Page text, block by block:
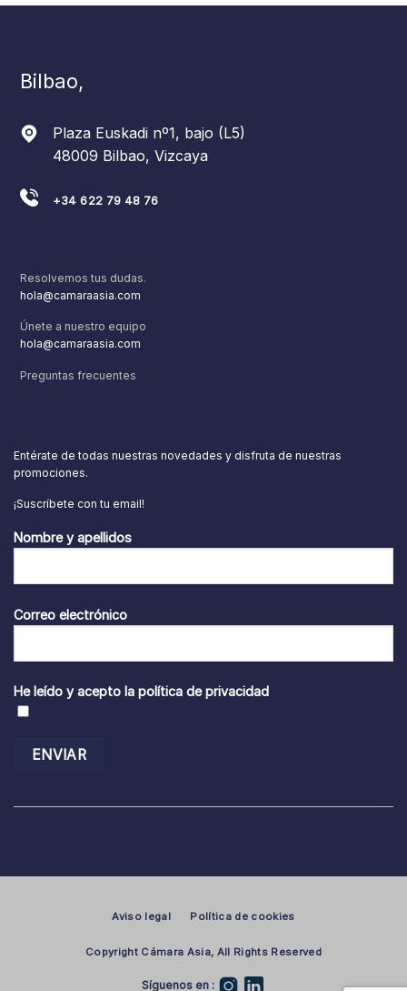
Bilbao,
Plaza Euskadi nº1, bajo (L5)
48009 Bilbao, Vizcaya
+34 622 79 48 76
Resolvemos tus dudas.
hola@camaraasia.com
Únete a nuestro equipo
hola@camaraasia.com
Preguntas frecuentes
Entérate de todas nuestras novedades y disfruta de nuestras
promociones.
¡Suscríbete con tu email!
Nombre y apellidos
Correo electrónico
He leído y acepto la política de privacidad
Aviso legal Política de cookies
Copyright Cámara Asia, All Rights Reserved
Síguenos en :